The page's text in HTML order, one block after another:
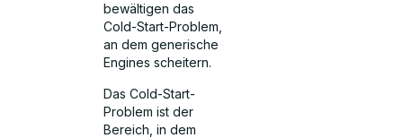
bewältigen das
Cold-Start-Problem,
an dem generische
Engines scheitern.
Das Cold-Start-
Problem ist der
Bereich, in dem